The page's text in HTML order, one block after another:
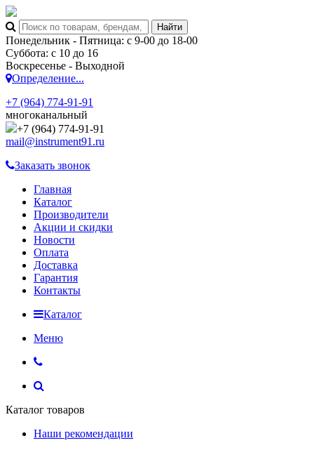
Понедельник - Пятница: с 9-00 до 18-00
Суббота: с 10 до 16
Воскресенье - Выходной
Определение...
+7 (964) 774-91-91
многоканальный
+7 (964) 774-91-91
mail@instrument91.ru
Заказать звонок
Главная
Каталог
Производители
Акции и скидки
Новости
Оплата
Доставка
Гарантия
Контакты
Каталог
Меню
Каталог товаров
Наши рекомендации